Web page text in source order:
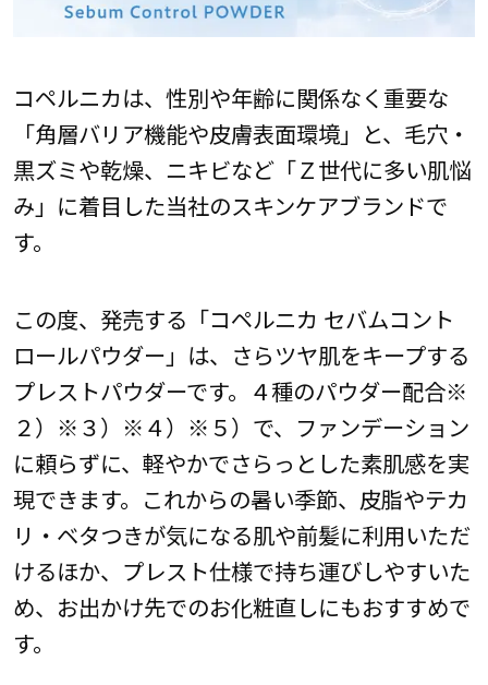
コペルニカは、性別や年齢に関係なく重要な
「角層バリア機能や皮膚表面環境」と、毛穴・
黒ズミや乾燥、ニキビなど「Ｚ世代に多い肌悩
み」に着目した当社のスキンケアブランドで
す。
この度、発売する「コペルニカ セバムコント
ロールパウダー」は、さらツヤ肌をキープする
プレストパウダーです。４種のパウダー配合※
２）※３）※４）※５）で、ファンデーション
に頼らずに、軽やかでさらっとした素肌感を実
現できます。これからの暑い季節、皮脂やテカ
リ・ベタつきが気になる肌や前髪に利用いただ
けるほか、プレスト仕様で持ち運びしやすいた
め、お出かけ先でのお化粧直しにもおすすめで
す。